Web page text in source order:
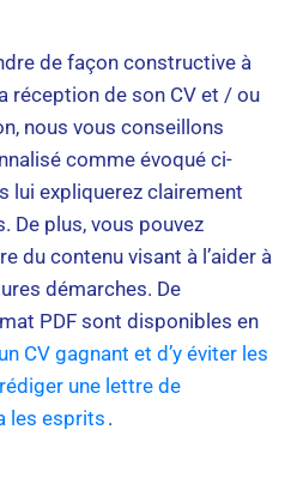
de façon constructive à
réception de son CV et / ou
nous vous conseillons
comme évoqué ci-
lui expliquerez clairement
De plus, vous pouvez
du contenu visant à l’aider à
démarches. De
PDF sont disponibles en
CV gagnant et d’y éviter les
rédiger une lettre de
les esprits .